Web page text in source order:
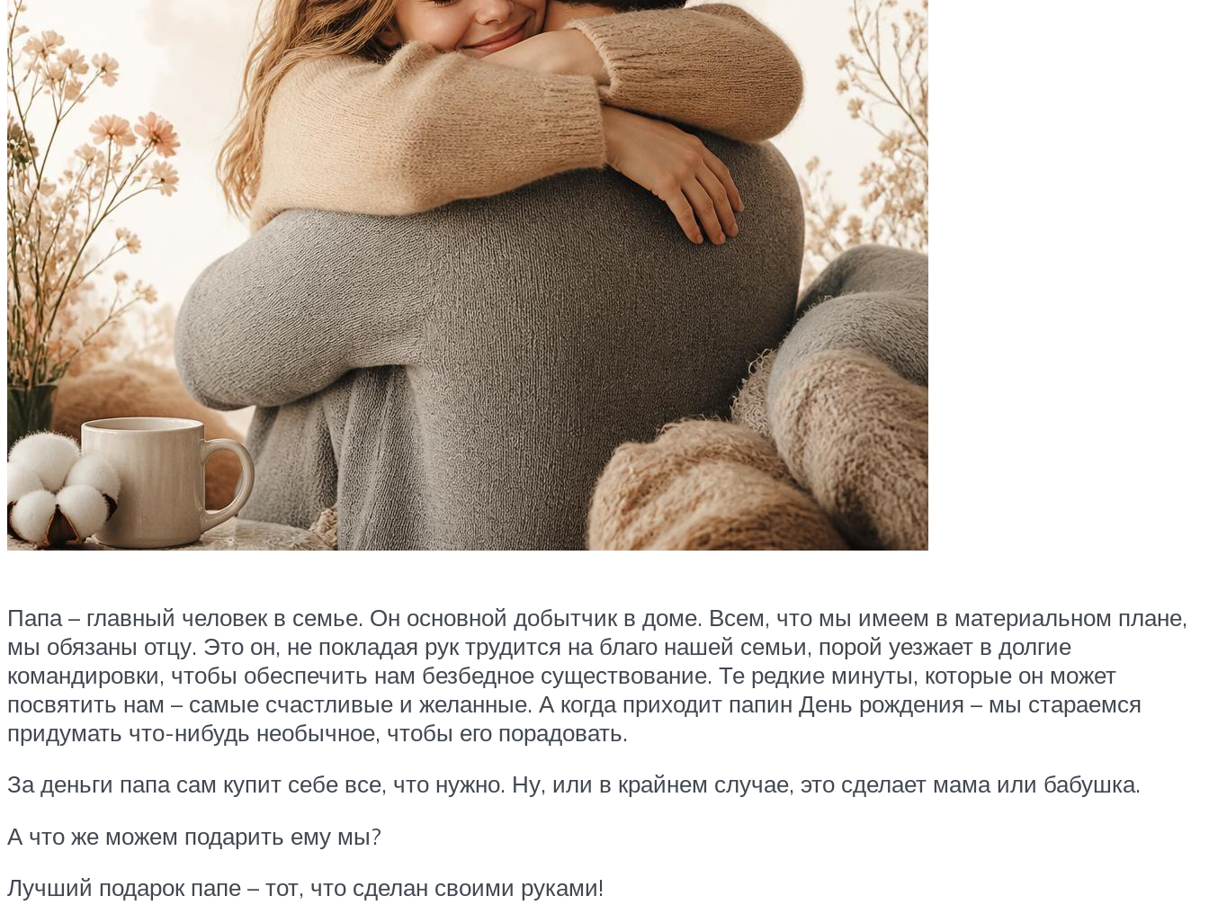
Папа – главный человек в семье. Он основной добытчик в доме. Всем, что мы имеем в материальном плане,
мы обязаны отцу. Это он, не покладая рук трудится на благо нашей семьи, порой уезжает в долгие
командировки, чтобы обеспечить нам безбедное существование. Те редкие минуты, которые он может
посвятить нам – самые счастливые и желанные. А когда приходит папин День рождения – мы стараемся
придумать что-нибудь необычное, чтобы его порадовать.
За деньги папа сам купит себе все, что нужно. Ну, или в крайнем случае, это сделает мама или бабушка.
А что же можем подарить ему мы?
Лучший подарок папе – тот, что сделан своими руками!